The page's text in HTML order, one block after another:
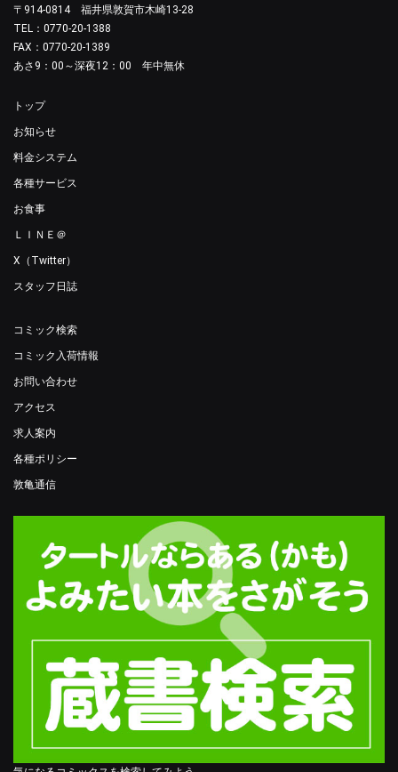
〒914-0814 福井県敦賀市木崎13-28
TEL：0770-20-1388
FAX：0770-20-1389
あさ9：00～深夜12：00 年中無休
トップ
お知らせ
料金システム
各種サービス
お食事
ＬＩＮＥ＠
X（Twitter）
スタッフ日誌
コミック検索
コミック入荷情報
お問い合わせ
アクセス
求人案内
各種ポリシー
敦亀通信